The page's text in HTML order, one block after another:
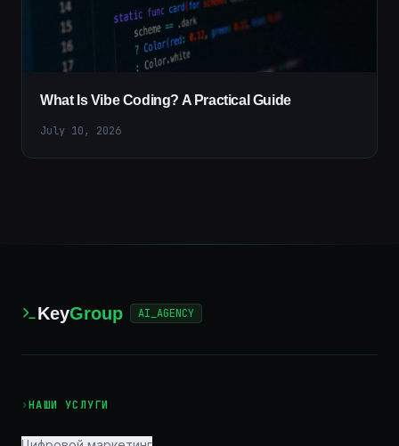
What Is Vibe Coding? A Practical Guide
July 10, 2026
KeyGroup AI_AGENCY
›НАШИ УСЛУГИ